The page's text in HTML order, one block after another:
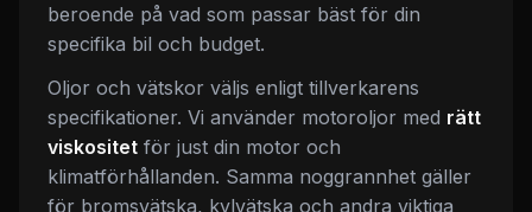
beroende på vad som passar bäst för din
specifika bil och budget.
Oljor och vätskor väljs enligt tillverkarens
specifikationer. Vi använder motoroljor med rätt
viskositet för just din motor och
klimatförhållanden. Samma noggrannhet gäller
för bromsvätska, kylvätska och andra viktiga